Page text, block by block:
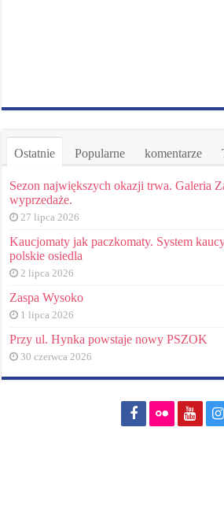
Ostatnie Popularne komentarze
Sezon największych okazji trwa. Galeria
wyprzedaże.
27 lipca 2026
Kaucjomaty jak paczkomaty. System
polskie osiedla
2 lipca 2026
Zaspa Wysoko
1 lipca 2026
Przy ul. Hynka powstaje nowy PSZOK
30 czerwca 2026